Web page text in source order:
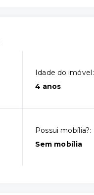
Idade do imóvel:
4 anos
Possui mobília?:
Sem mobília